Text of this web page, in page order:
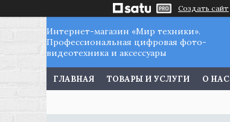
Создать сайт
Интернет-магазин «Мир техники».
Профессиональная цифровая фото-
видеотехника и аксессуары
ГЛАВНАЯ ТОВАРЫ И УСЛУГИ О НАС